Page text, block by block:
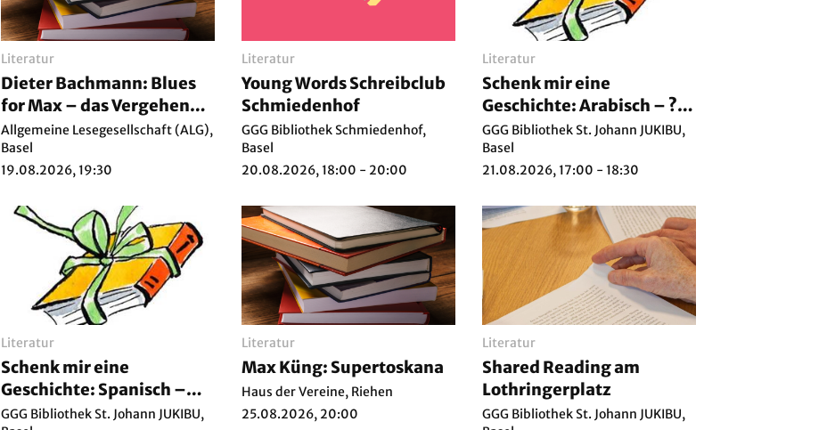
Literatur
Dieter Bachmann: Blues
for Max – das Vergehen
verstehen
Allgemeine Lesegesellschaft (ALG),
Basel
19.08.2026, 19:30
Literatur
Young Words Schreibclub
Schmiedenhof
GGG Bibliothek Schmiedenhof,
Basel
20.08.2026, 18:00 - 20:00
Literatur
Schenk mir eine
Geschichte: Arabisch – ???
????? ?????? ???????
GGG Bibliothek St. Johann JUKIBU,
Basel
21.08.2026, 17:00 - 18:30
Literatur
Schenk mir eine
Geschichte: Spanisch –
Regálame un cuento
GGG Bibliothek St. Johann JUKIBU,
Literatur
Max Küng: Supertoskana
Haus der Vereine, Riehen
25.08.2026, 20:00
Literatur
Shared Reading am
Lothringerplatz
GGG Bibliothek St. Johann JUKIBU,